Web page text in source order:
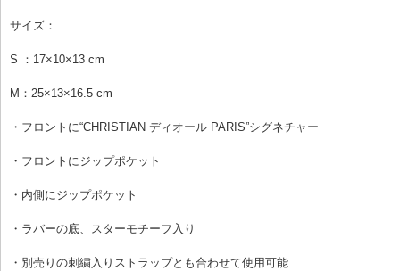
サイズ：
S ：17×10×13 cm
M：25×13×16.5 cm
・フロントに“CHRISTIAN ディオール PARIS”シグネチャー
・フロントにジップポケット
・内側にジップポケット
・ラバーの底、スターモチーフ入り
・別売りの刺繍入りストラップとも合わせて使用可能